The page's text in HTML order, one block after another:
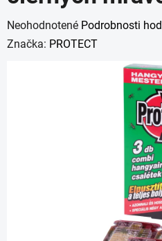
Priemerné
hodnotenie
Neohodnotené Podrobnosti
Značka: PROTECT